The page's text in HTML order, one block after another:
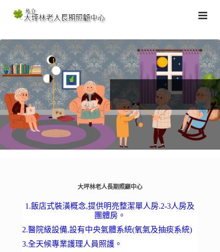
大坪林老人長期照顧中心
1.飯店式裝潢概念,提供明亮整潔單人房.2-3人房及
團體房。
2.醫院級設備,設有中央氣體系統(氧氣及抽痰系統)
3.全天候專業護理人員照護。